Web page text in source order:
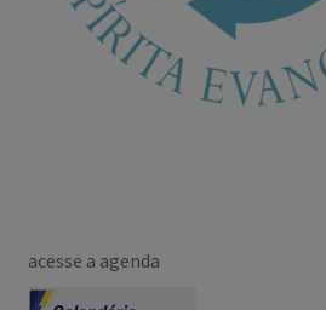
acesse a agenda